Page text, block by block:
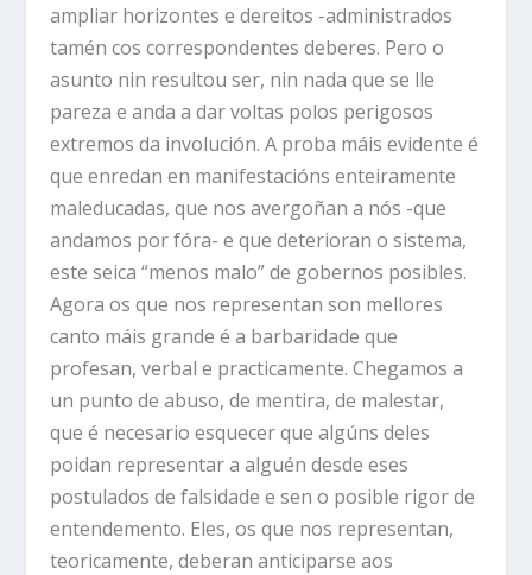
ampliar horizontes e dereitos -administrados
tamén cos correspondentes deberes. Pero o
asunto nin resultou ser, nin nada que se lle
pareza e anda a dar voltas polos perigosos
extremos da involución. A proba máis evidente é
que enredan en manifestacións enteiramente
maleducadas, que nos avergoñan a nós -que
andamos por fóra- e que deterioran o sistema,
este seica “menos malo” de gobernos posibles.
Agora os que nos representan son mellores
canto máis grande é a barbaridade que
profesan, verbal e practicamente. Chegamos a
un punto de abuso, de mentira, de malestar,
que é necesario esquecer que algúns deles
poidan representar a alguén desde eses
postulados de falsidade e sen o posible rigor de
entendemento. Eles, os que nos representan,
teoricamente, deberan anticiparse aos